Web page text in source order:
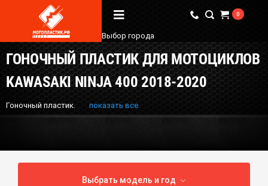
Вопрос / Ответ
Бренды
О Магазине
Мы в соцсетях
Выбор города
0
ГОНОЧНЫЙ ПЛАСТИК ДЛЯ МОТОЦИКЛОВ
KAWASAKI NINJA 400 2018-2020
Гоночный пластик. показать все
Выбрать модель и год